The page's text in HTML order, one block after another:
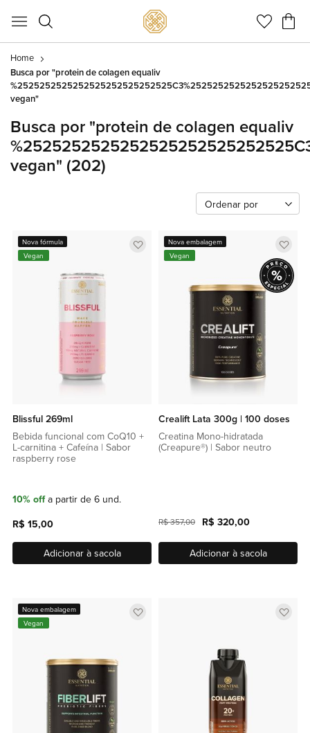
Meu
Home
Busca por "protein de colagen equaliv
vegan"
Busca por "protein de colagen equaliv
vegan" (202)
Ordenar por
Adicionar
Nova fórmula
Vegan
Blissful 269ml
Bebida funcional com CoQ10 +
L-carnitina + Cafeína | Sabor
raspberry rose
10% offa partir de 6 und.
R$ 15,00
Adicionar à sacola
a
lista
de
Nova embalagem
Vegan
Crealift Lata 300g | 100 doses
Creatina Mono-hidratada
(Creapure®) | Sabor neutro
R$ 320,00
R$ 357,00
Adicionar à sacola
Adicionar
Nova embalagem
Vegan